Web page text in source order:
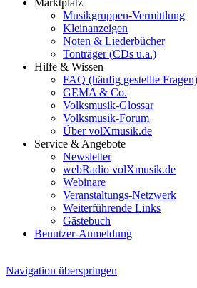
Marktplatz
Musikgruppen-Vermittlung
Kleinanzeigen
Noten & Liederbücher
Tonträger (CDs u.a.)
Hilfe & Wissen
FAQ (häufig gestellte Fragen)
GEMA & Co.
Volksmusik-Glossar
Volksmusik-Forum
Über volXmusik.de
Service & Angebote
Newsletter
webRadio volXmusik.de
Webinare
Veranstaltungs-Netzwerk
Weiterführende Links
Gästebuch
Benutzer-Anmeldung
Navigation überspringen